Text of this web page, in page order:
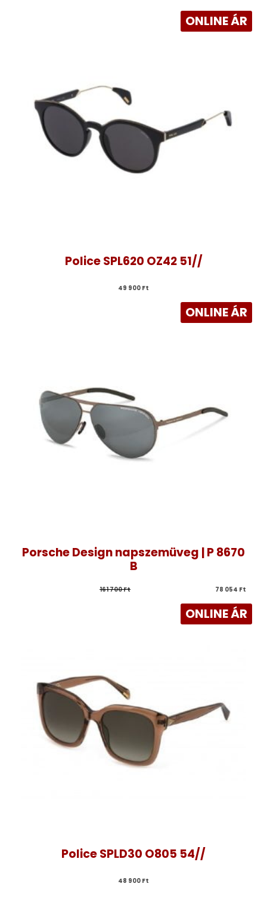
ONLINE ÁR
Police SPL620 OZ42 51//
49 900 Ft
ONLINE ÁR
Porsche Design napszemüveg | P 8670
B
161 700 Ft 78 054 Ft
ONLINE ÁR
Police SPLD30 O805 54//
48 900 Ft